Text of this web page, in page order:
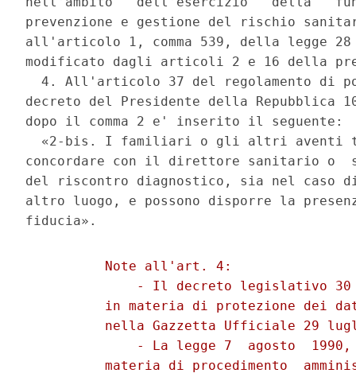
prevenzione e gestione del rischio
all'articolo 1, comma 539, della legge 28
modificato dagli articoli 2 e 16 della
4. All'articolo 37 del regolamento di
decreto del Presidente della Repubblica
dopo il comma 2 e' inserito il seguente:
«2-bis. I familiari o gli altri aventi
concordare con il direttore sanitario o
del riscontro diagnostico, sia nel caso di
altro luogo, e possono disporre la
          Note all'art. 4:
- Il decreto legislativo
in materia di protezione dei
nella Gazzetta Ufficiale 29
- La legge 7  agosto
materia di procedimento